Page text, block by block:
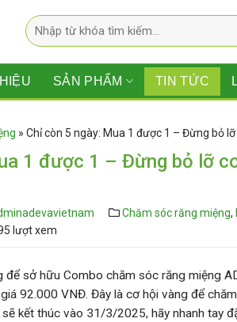
Tìm
kiếm:
SẢN PHẨM TIN TỨC
» Chỉ còn 5 ngày: Mua 1 được 1 – Đừng bỏ
1 được 1 – Đừng bỏ lỡ
Chăm sóc răng miệng,
lượt xem
để sở hữu Combo chăm sóc răng miệng
92.000 VNĐ. Đây là cơ hội vàng để
kết thúc vào 31/3/2025, hãy nhanh tay